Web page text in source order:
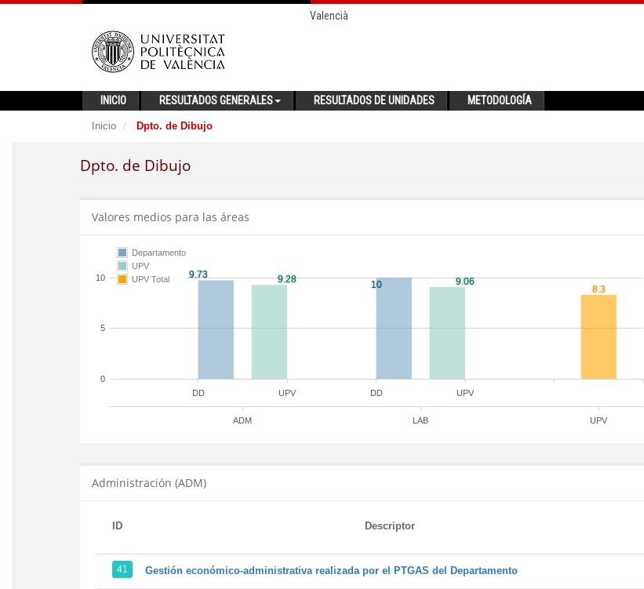
Valencià
INICIO RESULTADOS GENERALES RESULTADOS DE UNIDADES METODOLOGÍA
Inicio Dpto. de Dibujo
Dpto. de Dibujo
Valores medios para las áreas
DD DD
UPV UPV
ADM LAB UPV
0
5
10
Departamento
UPV
UPV Total
Administración (ADM)
ID Descriptor
41 Gestión económico-administrativa realizada por el PTGAS del Departamento